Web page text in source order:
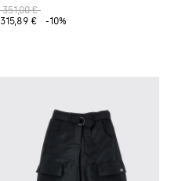
351,00 €
315,89 €
-10%